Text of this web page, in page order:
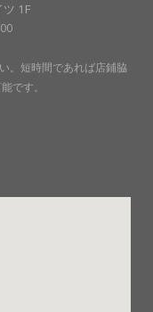
1F
。短時間であれば店鋪脇
です。